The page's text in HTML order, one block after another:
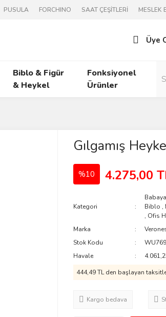
PUSULA FORCHINO SAAT ÇEŞİTLERİ MESLEK
Üye
Biblo & Figür
& Heykel
Fonksiyonel
Ürünler
Gılgamış
%10 4.275,00
Kategori
Biblo ,
, Ofis
Marka
Stok Kodu
Havale
444,49 TL den başlayan
Kargo bedava